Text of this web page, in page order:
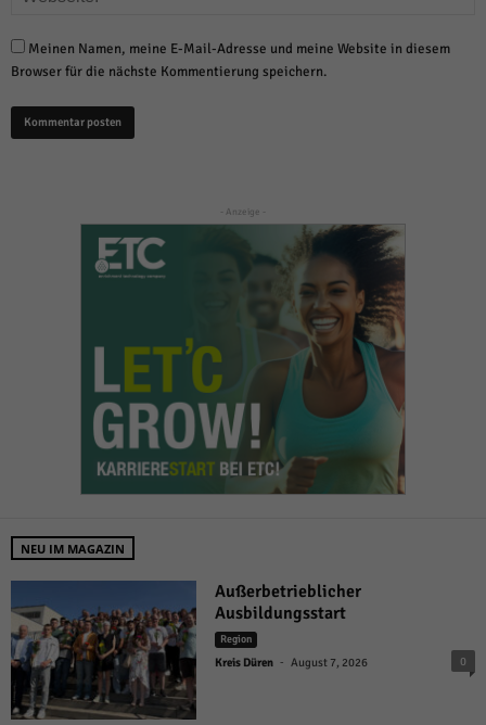
Meinen Namen, meine E-Mail-Adresse und meine Website in diesem
Browser für die nächste Kommentierung speichern.
- Anzeige -
NEU IM MAGAZIN
Außerbetrieblicher
Ausbildungsstart
Region
Kreis Düren - August 7, 2026 0